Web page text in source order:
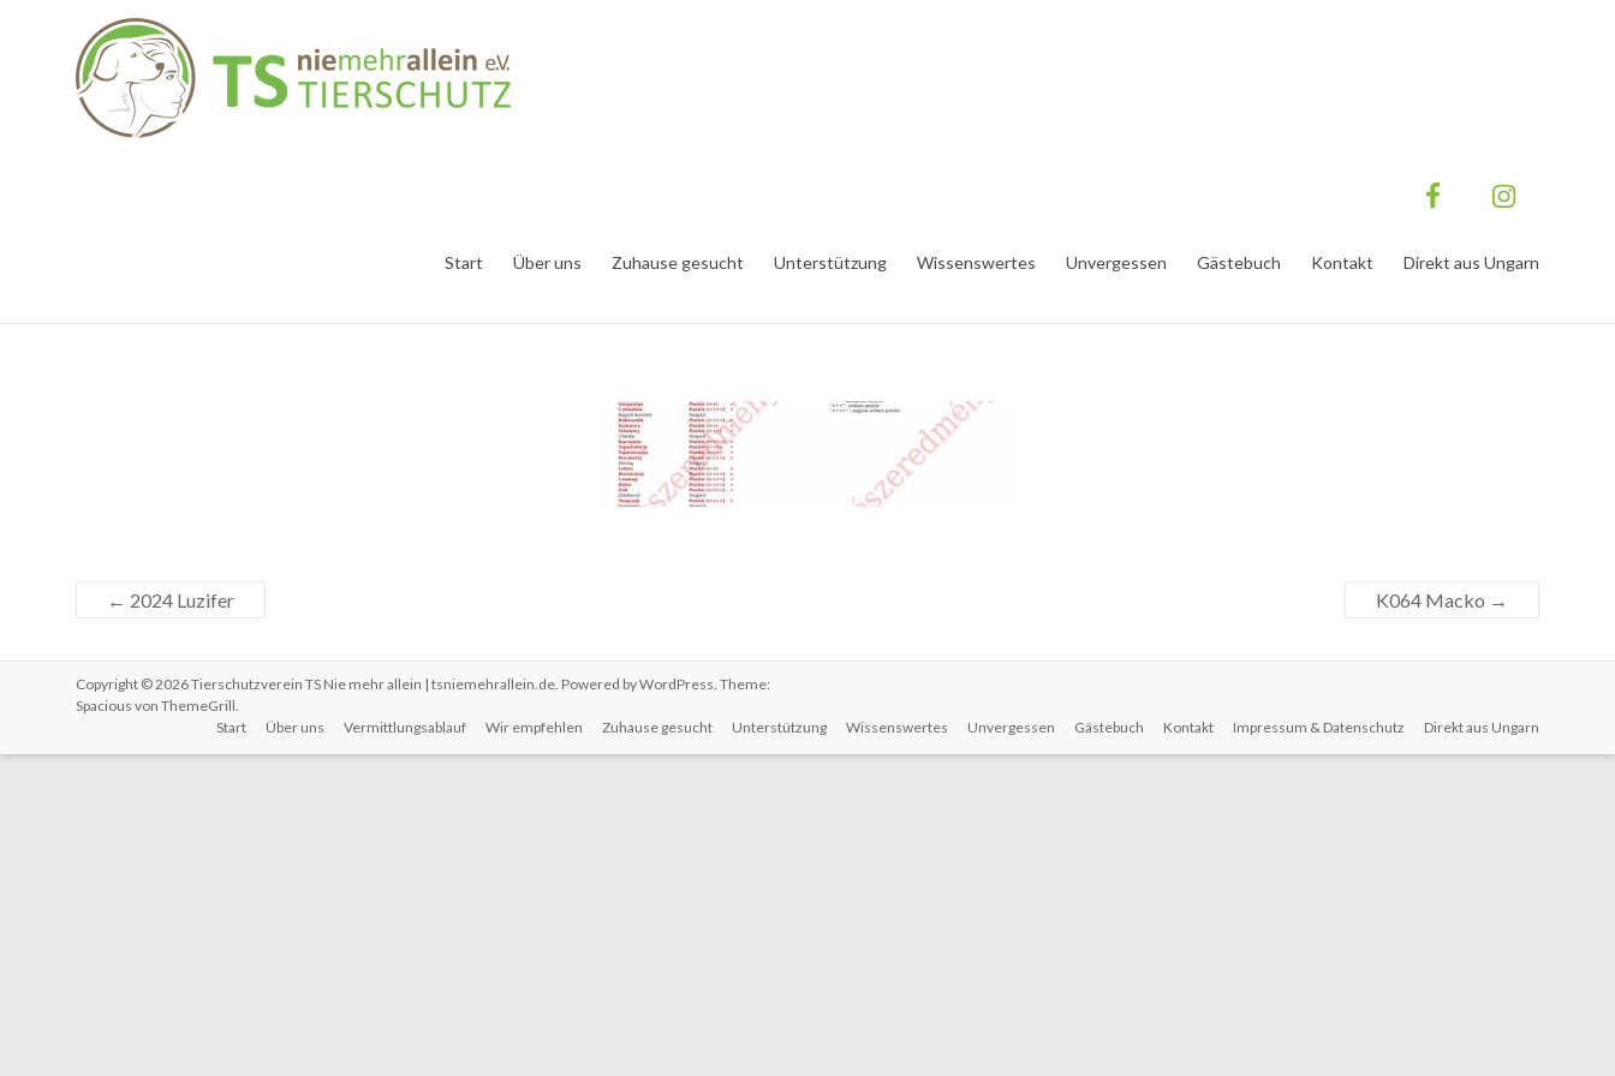
Start Über uns Zuhause gesucht Unterstützung Wissenswertes Unvergessen Gästebuch Kontakt Direkt aus Ungarn
← 2024 Luzifer K064 Macko →
Copyright © 2026Tierschutzverein TS Nie mehr allein | tsniemehrallein.de. Powered byWordPress. Theme:
Spacious von ThemeGrill.
Start
Über uns Vermittlungsablauf Wir empfehlen Zuhause gesucht Unterstützung Wissenswertes Unvergessen Gästebuch Kontakt Impressum & Datenschutz Direkt aus Ungarn